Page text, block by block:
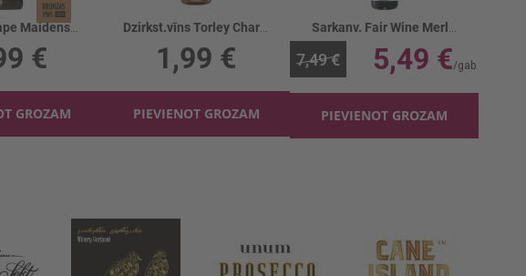
Sarkanv. Cape Maidens Shiraz 14%
€
GROZAM
Dzirkst.vīns Torley Charmant Rose 11%
1,99 €
PIEVIENOT GROZAM
Sarkanv. Fair Wine Merlot Dry 13%
7,49 € 5,49 €
PIEVIENOT GROZAM